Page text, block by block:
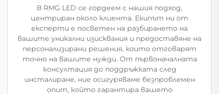
В RMG LED се гордеем с нашия подход,
центриран около клиента. Екипът ни от
експерти е посветен на разбирането на
вашите уникални изисквания и предоставяне на
персонализирани решения, които отговарят
точно на вашите нужди. От първоначалната
консултация до поддръжката след
инсталиране, ние осигуряваме безпроблемен
опит, който гарантира вашето